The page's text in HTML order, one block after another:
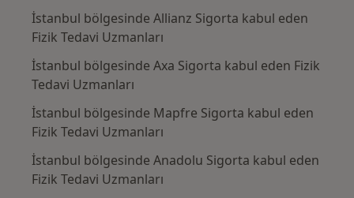
İstanbul bölgesinde Allianz Sigorta kabul eden
Fizik Tedavi Uzmanları
İstanbul bölgesinde Axa Sigorta kabul eden Fizik
Tedavi Uzmanları
İstanbul bölgesinde Mapfre Sigorta kabul eden
Fizik Tedavi Uzmanları
İstanbul bölgesinde Anadolu Sigorta kabul eden
Fizik Tedavi Uzmanları